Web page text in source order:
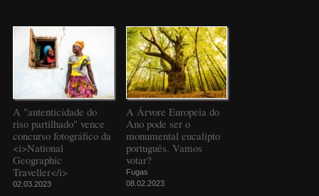
A "autenticidade do
riso partilhado" vence
concurso fotográfico da
<i>National
Geographic
Traveller</i>
02.03.2023
A Árvore Europeia do
Ano pode ser o
monumental eucalipto
português. Vamos
votar?
Fugas
08.02.2023